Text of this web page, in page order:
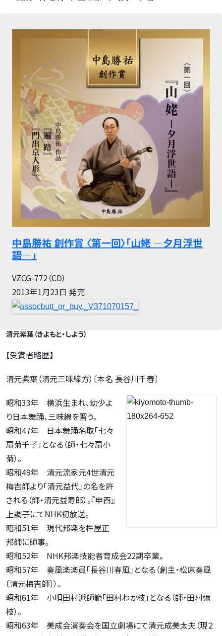
中島勝祐 創作賞 〈第一回〉「山姥 ―夕月浮世
語―」
VZCG-772（CD）
2013年1月23日 発売
.
清元紫葉（きよもと・しよう）
【受賞者略歴】
清元紫葉（清元三味線方）〔本名 長谷川千春〕
昭和33年 横浜生まれ、幼少よ
り日本舞踊、三味線を習う。
昭和47年 日本舞踊名取「七々
扇菊千子」となる（師・七々扇小
菊）。
昭和49年 清元流家元4世清元
梅吉師より「清元益代」の名を許
される（師・清元益寿郎）。『申酉』
上調子にてNHK初放送。
昭和51年 現代邦楽を杵屋正
邦師に師事。
昭和52年 NHK邦楽技能者育成会22期卒業。
昭和57年 奏風楽楽員「長谷川春風」となる（創主・松原奏風
〔清元梅吉師〕）。
昭和61年 小唄田村派師範「田村わか枝」となる（師・田村彌
枝）。
昭和63年 美成会演奏会を国立劇場にて清元成美太夫（現２